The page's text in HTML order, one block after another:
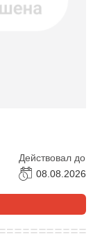
Действовал до
08.08.2026